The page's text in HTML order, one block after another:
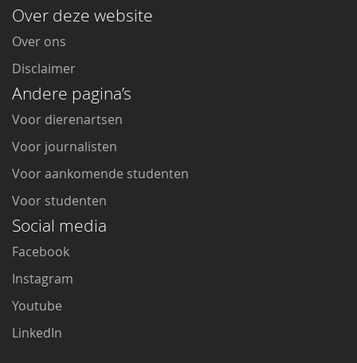
Over deze website
Over ons
Disclaimer
Andere pagina’s
Voor dierenartsen
Voor journalisten
Voor aankomende studenten
Voor studenten
Social media
Facebook
Instagram
Youtube
LinkedIn